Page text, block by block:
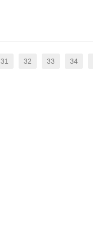
31 32 33 34